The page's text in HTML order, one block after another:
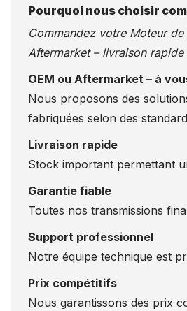
Pourquoi nous choisir
Commandez votre Moteur
Aftermarket – livraison
OEM ou Aftermarket – à
Nous proposons des
fabriquées selon des
Livraison rapide
Stock important permettant
Garantie fiable
Toutes nos transmissions
Support professionnel
Notre équipe technique est
Prix compétitifs
Nous garantissons des prix